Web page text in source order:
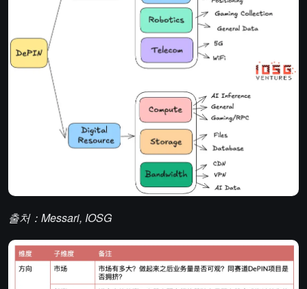
출처：Messari, IOSG